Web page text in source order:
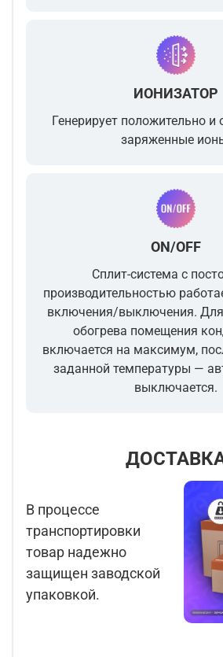
ИОНИЗАТОР
Генерирует положительно и
заряженные
ON/OFF
Сплит-система с
производительностью
включения/выключения.
обогрева помещения
включается на максимум,
заданной температуры —
выключается.
В процессе
транспортировки
товар надежно
защищен заводской
упаковкой.